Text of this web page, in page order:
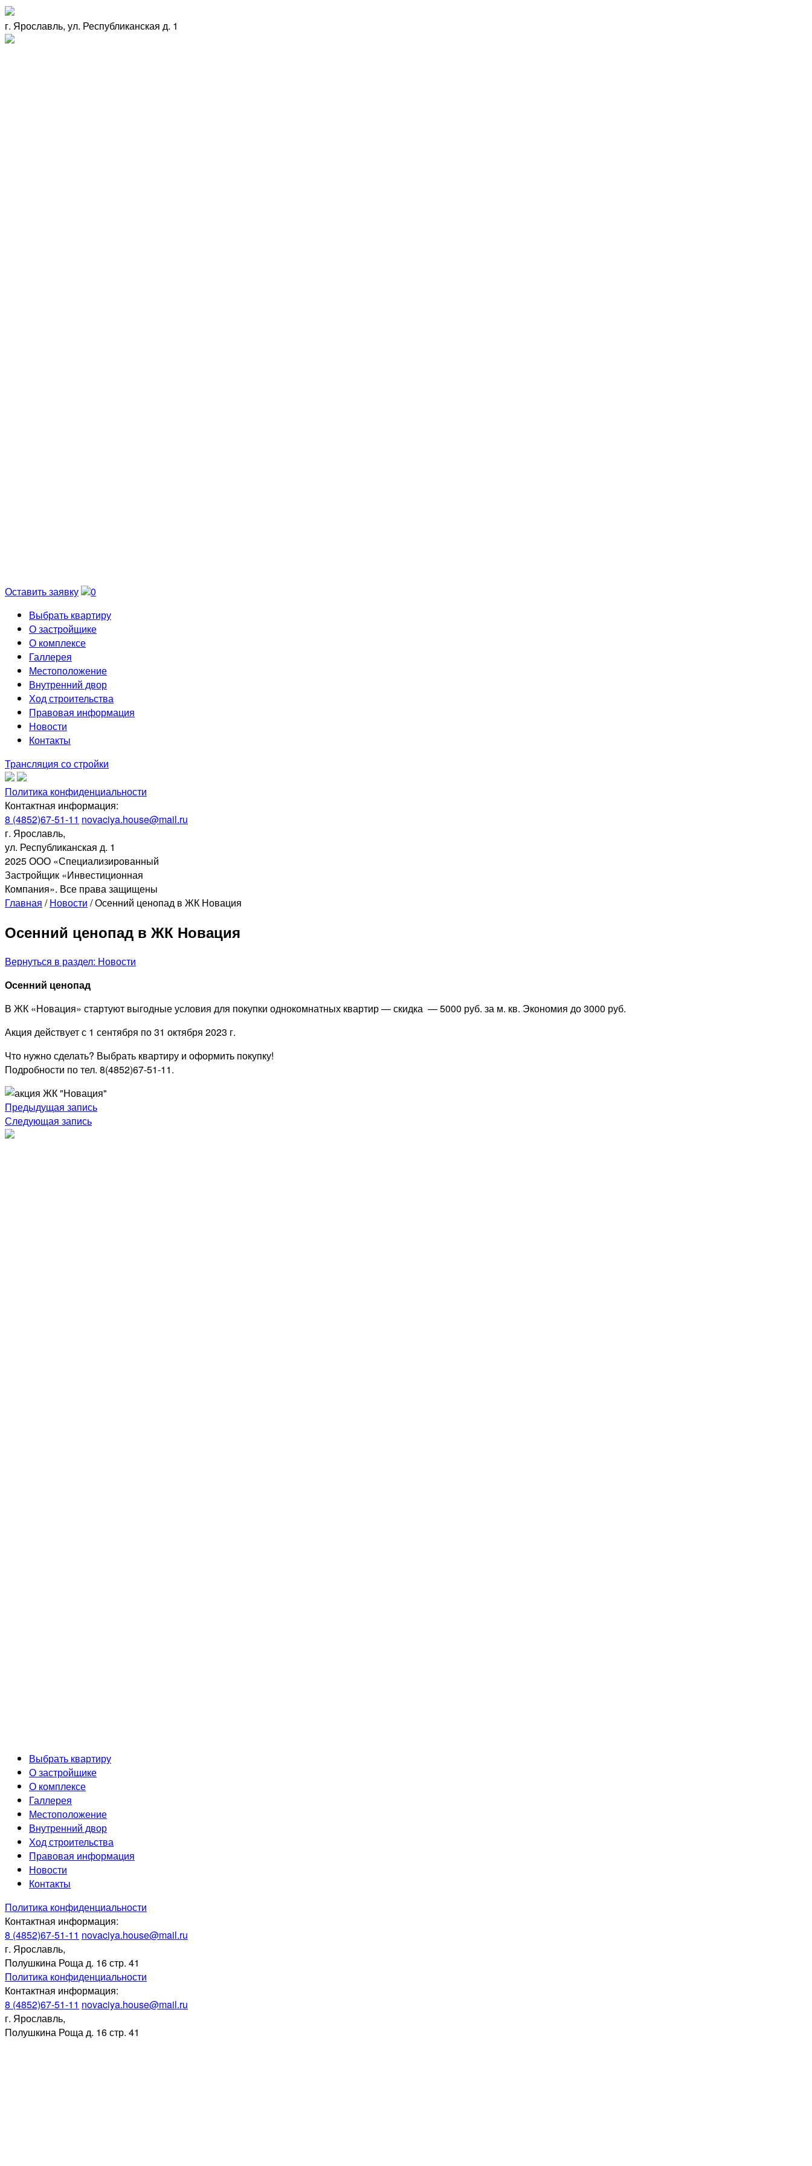
г. Ярославль, ул. Республиканская д. 1
Оставить заявку
0
Выбрать квартиру
О застройщике
О комплексе
Галлерея
Местоположение
Внутренний двор
Ход строительства
Правовая информация
Новости
Контакты
Трансляция со стройки
Политика конфиденциальности
Контактная информация:
8 (4852)67-51-11 novaciya.house@mail.ru
г. Ярославль,
ул. Республиканская д. 1
2025 ООО «Специализированный
Застройщик «Инвестиционная
Компания». Все права защищены
Главная /Новости /Осенний ценопад в ЖК Новация
Осенний ценопад в ЖК Новация
Вернуться в раздел: Новости
Осенний ценопад
В ЖК «Новация» стартуют выгодные условия для покупки однокомнатных квартир — скидка — 5000 руб. за м. кв. Экономия до 3000 руб.
Акция действует с 1 сентября по 31 октября 2023 г.
Что нужно сделать? Выбрать квартиру и оформить покупку!
Подробности по тел. 8(4852)67-51-11.
Навигация
по
Предыдущая запись
Следующая запись
Выбрать квартиру
О застройщике
О комплексе
Галлерея
Местоположение
Внутренний двор
Ход строительства
Правовая информация
Новости
Контакты
Политика конфиденциальности
Контактная информация:
8 (4852)67-51-11 novaciya.house@mail.ru
г. Ярославль,
Полушкина Роща д. 16 стр. 41
Политика конфиденциальности
Контактная информация:
8 (4852)67-51-11 novaciya.house@mail.ru
г. Ярославль,
Полушкина Роща д. 16 стр. 41